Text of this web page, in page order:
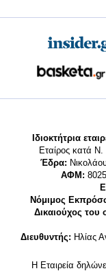
Ιδιοκτήτρια
Εταίρος κατά
Έδρα:
ΑΦΜ:
Νόμιμος
Δικαιούχος του
Διευθυντής: Ηλίας
Η Εταιρεία